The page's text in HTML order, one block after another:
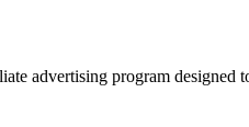
advertising program designed